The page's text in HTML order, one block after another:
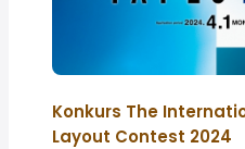
Konkurs The
Layout Contest 2024